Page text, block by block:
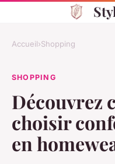
Accueil›Shopping
SHOPPING
Découvrez
choisir
en